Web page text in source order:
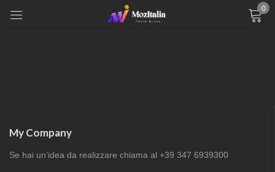
0
My Company
Se hai un’idea da realizzare chiama al +39 347 6939300
LOG IN